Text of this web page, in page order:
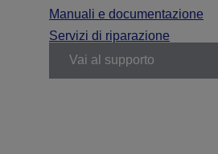
Manuali e documentazione
Servizi di riparazione
Vai al supporto